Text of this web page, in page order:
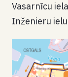
Vasarnīcu
Inženieru